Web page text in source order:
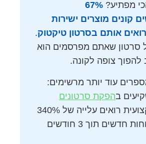
מפתיע? 67%
קונים מוצרים ישירות
אותם בסרטון טיקטוק.
סרטון שאתם מפרסמים הוא
להפוך צופה לקונה.
עוד יותר מרשימים:
בהפקת סרטונים
מקצועית רואים עלייה של 340%
בפניות מלקוחות חדשים תוך 3 חודשים